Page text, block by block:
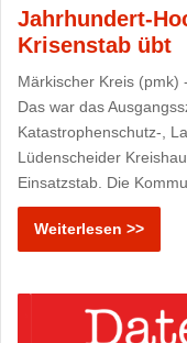
Jahrhundert-
Krisenstab übt
Märkischer Kreis (pmk)
Das war das
Katastrophenschutz-,
Lüdenscheider
Einsatzstab. Die
Weiterlesen >>